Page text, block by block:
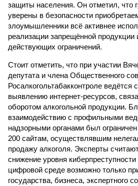
защиты населения. Он отметил, что
уверены в безопасности
злоумышленники всё активнее
реализации запрещённой продукции
действующих ограничений.
Стоит отметить, что при участии
депутата и члена Общественного
Росалкогольтабакконтроле ведётся
выявлению интернет-ресурсов,
оборотом алкогольной продукции.
взаимодействию с профильными
надзорными органами был
200 сайтам, осуществлявшим
продажу алкоголя. Эксперты
снижение уровня киберпреступности
цифровой среде возможно только
государства, бизнеса, экспертного